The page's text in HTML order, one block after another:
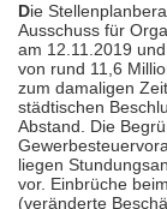
Die
Ausschuss für
am 12.11.2019
von rund 11,6
zum damaligen
städtischen
Abstand. Die
liegen
vor. Einbrüche
(veränderte